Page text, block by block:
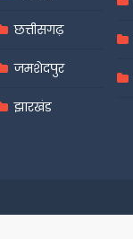
छत्तीसगढ़
जमशेदपुर
झारखंड